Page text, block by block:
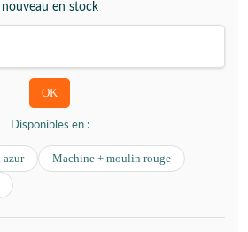
nouveau en stock
Disponibles en :
azur
Machine + moulin rouge